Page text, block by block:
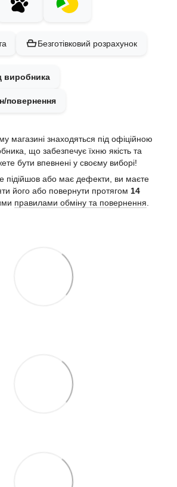
Безготівковий розрахунок
виробника
повернення
магазині знаходяться під офіційною
що забезпечує їхню якість та
бути впевнені у своєму виборі!
підійшов або має дефекти, ви маєте
його або повернути протягом 14
правилами обміну та повернення